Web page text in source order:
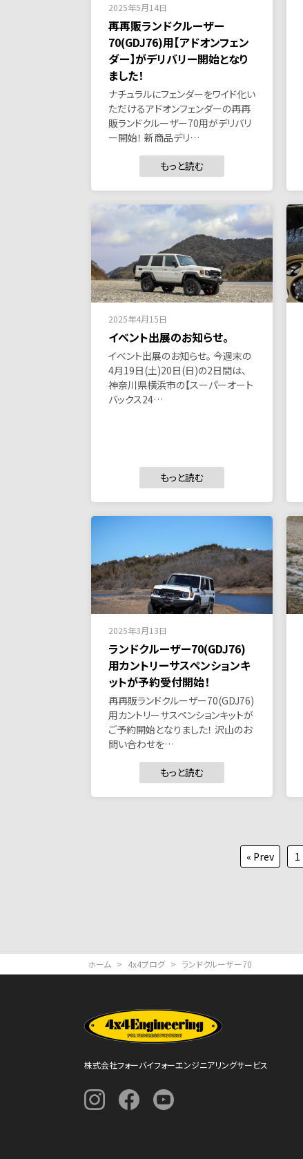
2025年5月14日
再再販ランドクルーザー
70(GDJ76)用【アドオンフェン
ダー】がデリバリー開始となり
ました！
ナチュラルにフェンダーをワイド化い
ただけるアドオンフェンダーの再再
販ランドクルーザー70用がデリバリ
ー開始！ 新商品デリ…
もっと読む
2025年4月15日
イベント出展のお知らせ。
イベント出展のお知らせ。 今週末の
4月19日(土)20日(日)の2日間は、
神奈川県横浜市の【スーパーオート
バックス24…
もっと読む
2025年3月13日
ランドクルーザー70(GDJ76)
用カントリーサスペンションキ
ットが予約受付開始！
再再販ランドクルーザー70(GDJ76)
用カントリーサスペンションキットが
ご予約開始となりました！ 沢山のお
問い合わせを…
もっと読む
ジ
送
« Prev 1
ホーム > 4x4ブログ > ランドクルーザー70
株式会社フォーバイフォーエンジニアリングサービス